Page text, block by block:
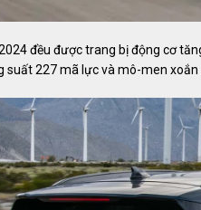
đều được trang bị động cơ
suất 227 mã lực và mô-men xoắn